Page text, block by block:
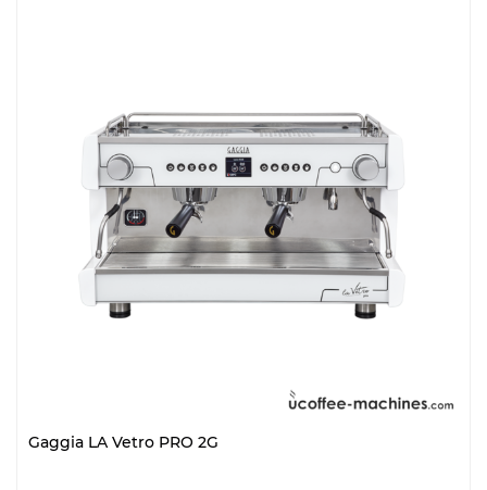
Gaggia LA Vetro PRO 2G